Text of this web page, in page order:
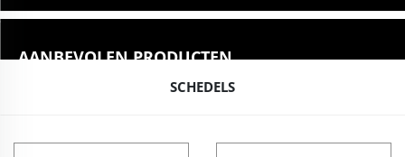
AANBEVOLEN PRODUCTEN
SCHEDELS